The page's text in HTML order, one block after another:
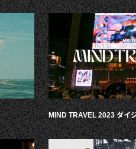
MIND TRAVEL 2023 ダイ